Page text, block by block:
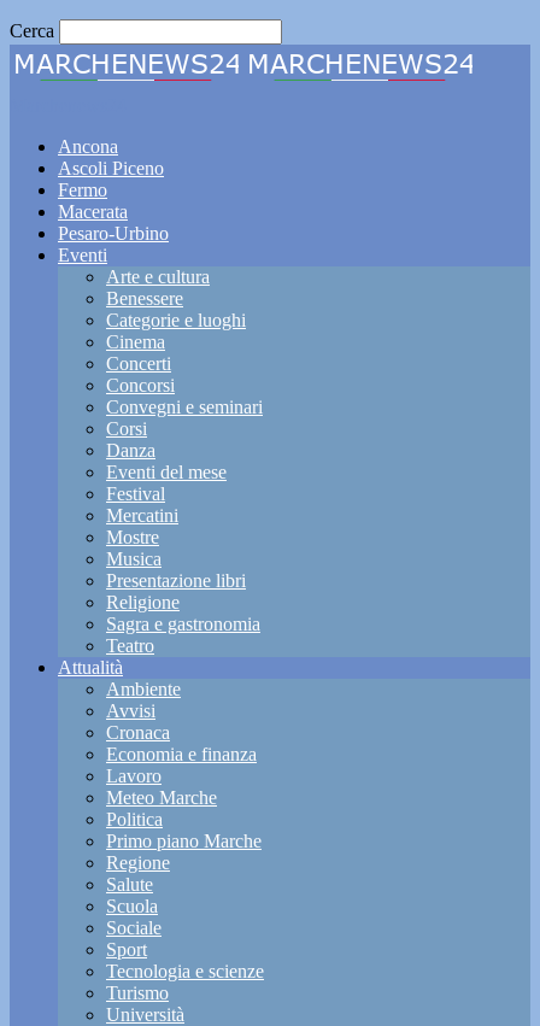
Cerca
Ancona
Ascoli Piceno
Fermo
Macerata
Pesaro-Urbino
Eventi
Arte e cultura
Benessere
Categorie e luoghi
Cinema
Concerti
Concorsi
Convegni e seminari
Corsi
Danza
Eventi del mese
Festival
Mercatini
Mostre
Musica
Presentazione libri
Religione
Sagra e gastronomia
Teatro
Attualità
Ambiente
Avvisi
Cronaca
Economia e finanza
Lavoro
Meteo Marche
Politica
Primo piano Marche
Regione
Salute
Scuola
Sociale
Sport
Tecnologia e scienze
Turismo
Università